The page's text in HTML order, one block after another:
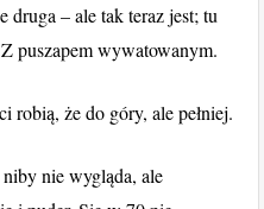
– ale tak teraz jest; tu
puszapem wywatowanym.
robią, że do góry, ale pełniej.
nie wygląda, ale